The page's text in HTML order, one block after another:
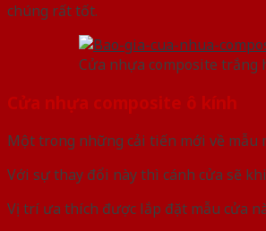
chúng rất tốt.
Cửa nhựa composite trắng
Cửa nhựa composite ô kính
Một trong những cải tiến mới về mẫu
Với sự thay đổi này thì cánh cửa sẽ
Vị trí ưa thích được lắp đặt mẫu cửa